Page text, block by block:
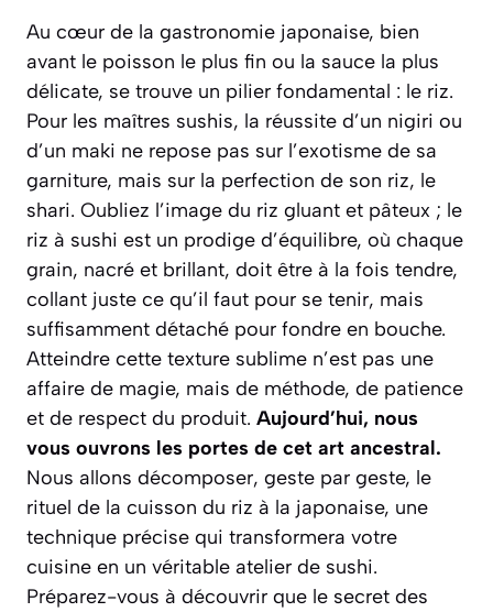
Au cœur de la gastronomie japonaise, bien
avant le poisson le plus fin ou la sauce la plus
délicate, se trouve un pilier fondamental : le riz.
Pour les maîtres sushis, la réussite d’un nigiri ou
d’un maki ne repose pas sur l’exotisme de sa
garniture, mais sur la perfection de son riz, le
shari. Oubliez l’image du riz gluant et pâteux ; le
riz à sushi est un prodige d’équilibre, où chaque
grain, nacré et brillant, doit être à la fois tendre,
collant juste ce qu’il faut pour se tenir, mais
suffisamment détaché pour fondre en bouche.
Atteindre cette texture sublime n’est pas une
affaire de magie, mais de méthode, de patience
et de respect du produit. Aujourd’hui, nous
vous ouvrons les portes de cet art ancestral.
Nous allons décomposer, geste par geste, le
rituel de la cuisson du riz à la japonaise, une
technique précise qui transformera votre
cuisine en un véritable atelier de sushi.
Préparez-vous à découvrir que le secret des